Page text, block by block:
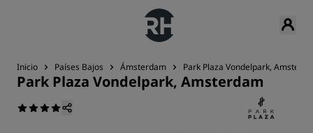
Inicio Países Bajos Ámsterdam Park Plaza Vondelpark,
Park Plaza Vondelpark, Amsterdam